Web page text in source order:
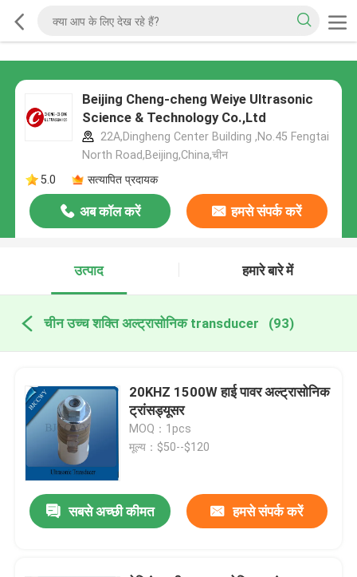
Beijing Cheng-cheng Weiye Ultrasonic
Science & Technology Co.,Ltd
22A,Dingheng Center Building ,No.45 Fengtai
North Road,Beijing,China,चीन
5.0
सत्यापित प्रदायक
अब कॉल करें हमसे संपर्क करें
उत्पाद हमारे बारे में
चीन उच्च शक्ति अल्ट्रासोनिक transducer (93)
20KHZ 1500W हाई पावर अल्ट्रासोनिक
ट्रांसड्यूसर
MOQ：1pcs
मूल्य：$50--$120
सबसे अच्छी कीमत हमसे संपर्क करें